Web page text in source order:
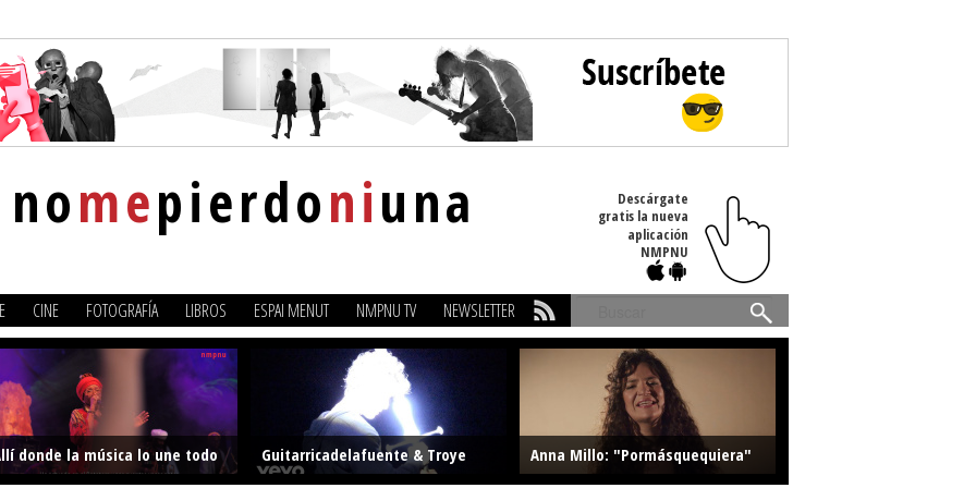
nomepierdoniuna
Descárgate
gratis la nueva
aplicación
NMPNU
CINE FOTOGRAFÍA LIBROS ESPAI MENUT NMPNU TV NEWSLETTER
Buscar
donde la música lo une todo
Guitarricadelafuente & Troye
Anna Millo: "Pormásquequiera"